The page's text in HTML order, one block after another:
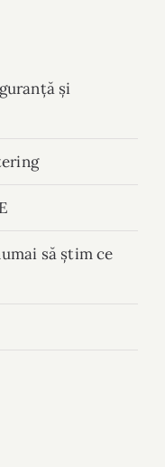
și
să știm ce